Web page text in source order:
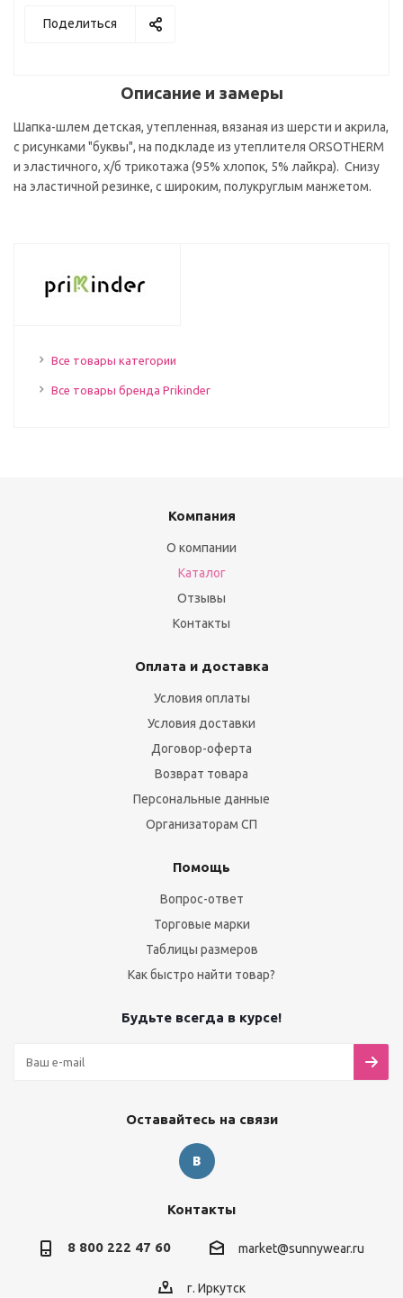
Поделиться
Описание и замеры
Шапка-шлем детская, утепленная, вязаная из шерсти и акрила,
с рисунками "буквы", на подкладе из утеплителя ORSOTHERM
и эластичного, х/б трикотажа (95% хлопок, 5% лайкра). Снизу
на эластичной резинке, с широким, полукруглым манжетом.
Все товары категории
Все товары бренда Prikinder
Компания
О компании
Каталог
Отзывы
Контакты
Оплата и доставка
Условия оплаты
Условия доставки
Договор-оферта
Возврат товара
Персональные данные
Организаторам СП
Помощь
Вопрос-ответ
Торговые марки
Таблицы размеров
Как быстро найти товар?
Будьте всегда в курсе!
Оставайтесь на связи
Контакты
8 800 222 47 60 market@sunnywear.ru
г. Иркутск